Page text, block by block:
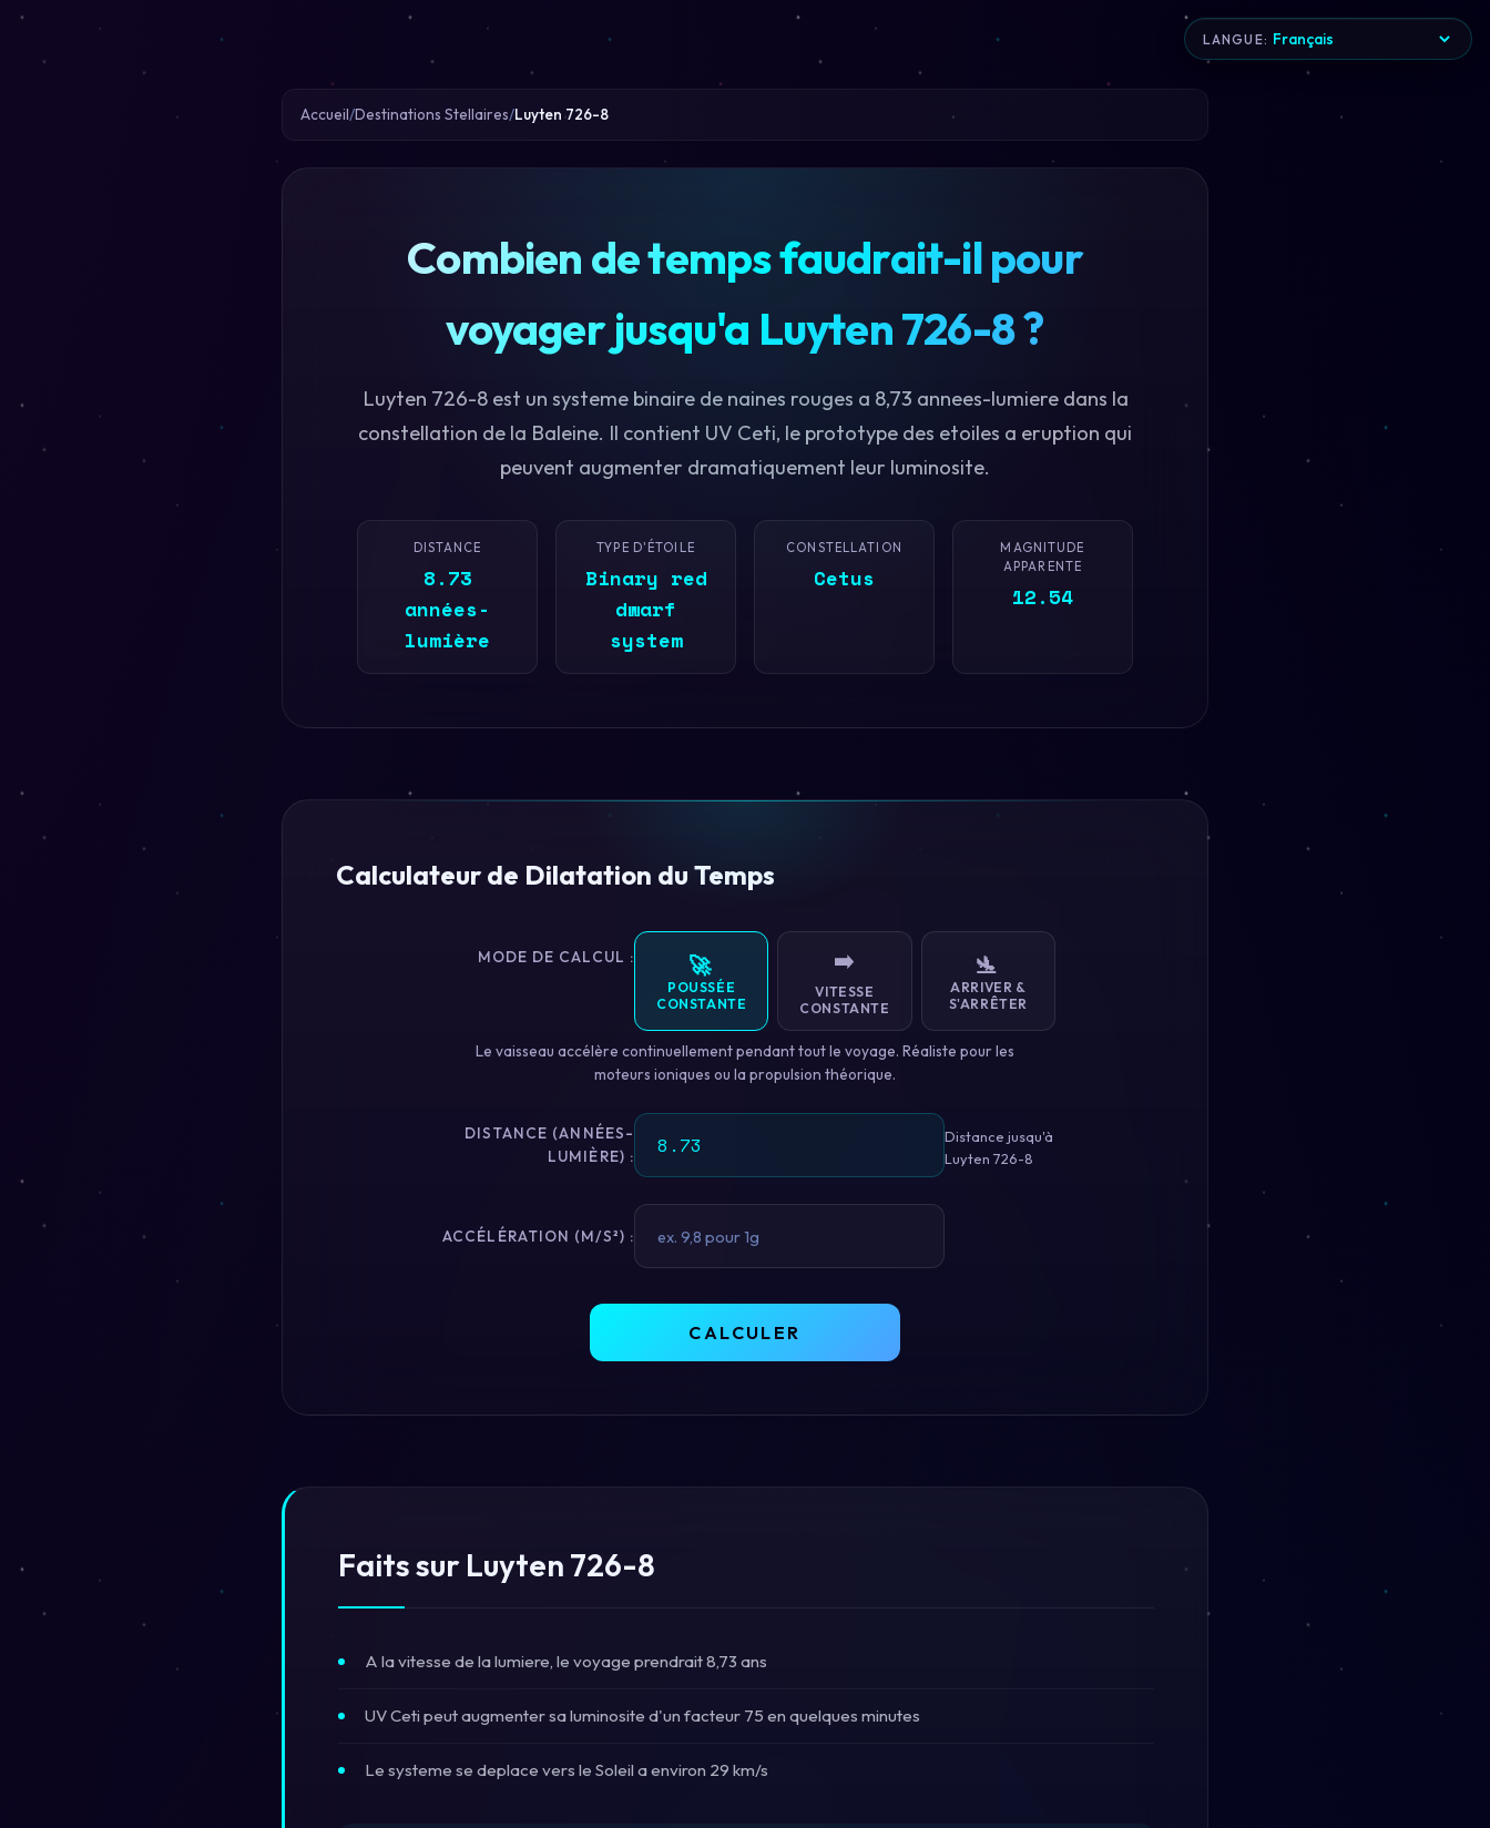
LANGUE:
Accueil Destinations Stellaires Luyten 726-8
Combien de temps faudrait-il pour
voyager jusqu'a Luyten 726-8 ?
Luyten 726-8 est un systeme binaire de naines rouges a 8,73 annees-lumiere dans la
constellation de la Baleine. Il contient UV Ceti, le prototype des etoiles a eruption qui
peuvent augmenter dramatiquement leur luminosite.
DISTANCE
8.73
années-
lumière
TYPE D'ÉTOILE
Binary red
dwarf
system
CONSTELLATION
Cetus
MAGNITUDE
APPARENTE
12.54
Calculateur de Dilatation du Temps
MODE DE CALCUL : 🚀
POUSSÉE
CONSTANTE
➡️
VITESSE
CONSTANTE
🛬
ARRIVER &
S'ARRÊTER
Le vaisseau accélère continuellement pendant tout le voyage. Réaliste pour les
moteurs ioniques ou la propulsion théorique.
DISTANCE (ANNÉES-
LUMIÈRE) :
Distance jusqu'à
Luyten 726-8
ACCÉLÉRATION (M/S²) :
CALCULER
Faits sur Luyten 726-8
A la vitesse de la lumiere, le voyage prendrait 8,73 ans
UV Ceti peut augmenter sa luminosite d'un facteur 75 en quelques minutes
Le systeme se deplace vers le Soleil a environ 29 km/s